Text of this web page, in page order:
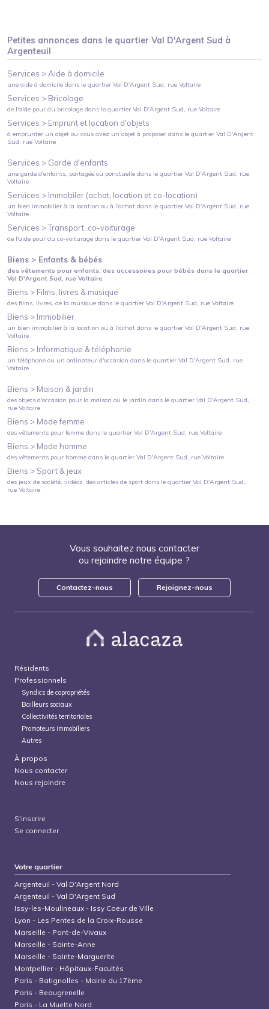
Petites annonces dans le quartierVal D'Argent Sud à
Argenteuil
Services >Aide à domicile
une aide à domicile dans le quartierVal D'Argent Sud, rue Voltaire
Services > Bricolage
de l'aide pour du bricolage dans le quartierVal D'Argent Sud, rue Voltaire
Services > Emprunt et location d'objets
à emprunter un objet ou vous avez un objet à proposer dans le quartierVal D'Argent
Sud, rue Voltaire
Services > Garde d'enfants
une garde d'enfants, partagée ou ponctuelle dans le quartierVal D'Argent Sud, rue
Voltaire
Services > Immobiler (achat, location et co-location)
un bien immobilier à la location ou à l'achat dans le quartierVal D'Argent Sud, rue
Voltaire
Services >Transport, co-voiturage
de l'aide pour du co-voiturage dans le quartierVal D'Argent Sud, rue Voltaire
Biens > Enfants & bébés
des vêtements pour enfants, des accessoires pour bébés dans le quartier
Val D'Argent Sud, rue Voltaire
Biens > Films, livres & musique
des films, livres, de la musique dans le quartierVal D'Argent Sud, rue Voltaire
Biens > Immobilier
un bien immobilier à la location ou à l'achat dans le quartierVal D'Argent Sud, rue
Voltaire
Biens > Informatique & téléphonie
un téléphone ou un ordinateur d'occasion dans le quartierVal D'Argent Sud, rue
Voltaire
Biens > Maison & jardin
des objets d'occasion pour la maison ou le jardin dans le quartierVal D'Argent Sud,
rue Voltaire
Biens > Mode femme
des vêtements pour femme dans le quartierVal D'Argent Sud, rue Voltaire
Biens > Mode homme
des vêtements pour homme dans le quartierVal D'Argent Sud, rue Voltaire
Biens > Sport & jeux
des jeux de société, vidéos, des articles de sport dans le quartierVal D'Argent Sud,
rue Voltaire
Vous souhaitez nous contacter
ou rejoindre notre équipe ?
Contactez-nous Rejoignez-nous
Résidents
Professionnels
Syndics de copropriétés
Bailleurs sociaux
Collectivités territoriales
Promoteurs immobiliers
Autres
À propos
Nous contacter
Nous rejoindre
S'inscrire
Se connecter
Votre quartier
Argenteuil -Val D'Argent Nord
Argenteuil -Val D'Argent Sud
Issy-les-Moulineaux - Issy Coeur de Ville
Lyon - Les Pentes de la Croix-Rousse
Marseille - Pont-de-Vivaux
Marseille - Sainte-Anne
Marseille - Sainte-Marguerite
Montpellier- Hôpitaux-Facultés
Paris - Batignolles - Mairie du 17ème
Paris - Beaugrenelle
Paris - La Muette Nord